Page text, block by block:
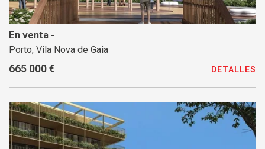
En venta -
Porto, Vila Nova de Gaia
665 000 € DETALLES